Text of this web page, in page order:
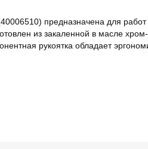
предназначена для
из закаленной в масле
рукоятка обладает